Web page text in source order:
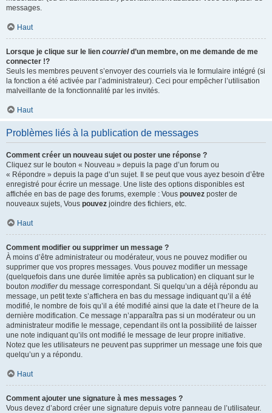
messages.
Haut
Lorsque je clique sur le lien courrield’un membre, on me demande de me
connecter !?
Seuls les membres peuvent s’envoyer des courriels via le formulaire intégré (si
la fonction a été activée par l’administrateur). Ceci pour empêcher l’utilisation
malveillante de la fonctionnalité par les invités.
Haut
Problèmes liés à la publication de messages
Comment créer un nouveau sujet ou poster une réponse ?
Cliquez sur le bouton « Nouveau » depuis la page d’un forum ou
« Répondre » depuis la page d’un sujet. Il se peut que vous ayez besoin d’être
enregistré pour écrire un message. Une liste des options disponibles est
affichée en bas de page des forums, exemple : Vous pouvez poster de
nouveaux sujets, Vous pouvez joindre des fichiers, etc.
Haut
Comment modifier ou supprimer un message ?
À moins d’être administrateur ou modérateur, vous ne pouvez modifier ou
supprimer que vos propres messages. Vous pouvez modifier un message
(quelquefois dans une durée limitée après sa publication) en cliquant sur le
bouton modifierdu message correspondant. Si quelqu’un a déjà répondu au
message, un petit texte s’affichera en bas du message indiquant qu’il a été
modifié, le nombre de fois qu’il a été modifié ainsi que la date et l’heure de la
dernière modification. Ce message n’apparaîtra pas si un modérateur ou un
administrateur modifie le message, cependant ils ont la possibilité de laisser
une note indiquant qu’ils ont modifié le message de leur propre initiative.
Notez que les utilisateurs ne peuvent pas supprimer un message une fois que
quelqu’un y a répondu.
Haut
Comment ajouter une signature à mes messages ?
Vous devez d’abord créer une signature depuis votre panneau de l’utilisateur.